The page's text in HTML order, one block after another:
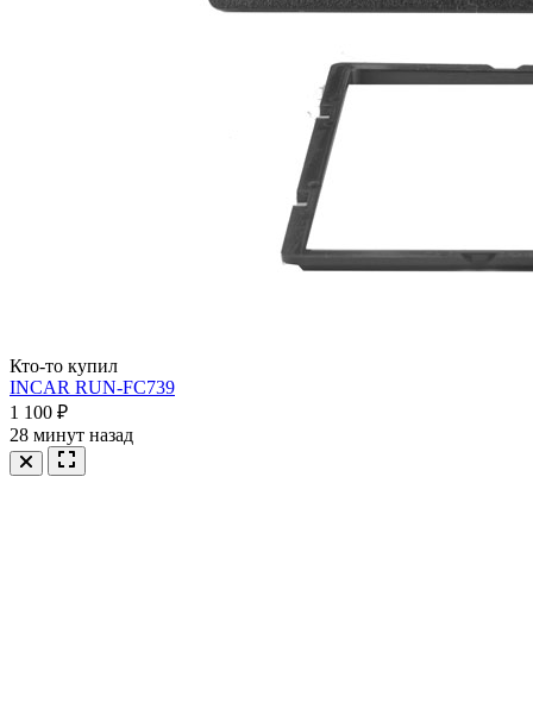
Кто-то купил
INCAR RUN-FC739
1 100 ₽
28 минут назад